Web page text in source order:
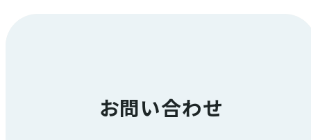
お問い合わせ